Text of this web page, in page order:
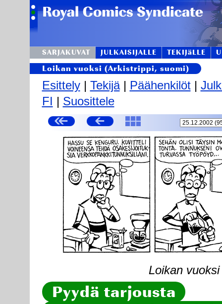
SARJAKUVAT JULKAISIJALLE TEKIJäLLE
Loikan vuoksi (Arkistrippi, suomi)
Esittely| Tekijä| Päähenkilöt|
FI | Suosittele
Loikan
Pyydä tarjousta